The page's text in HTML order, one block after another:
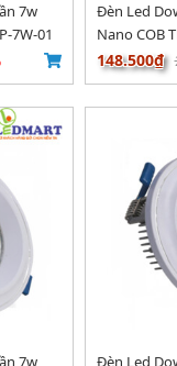
7w
7W-01
Đèn Led
Nano COB
148.500₫
7w
Đèn Led